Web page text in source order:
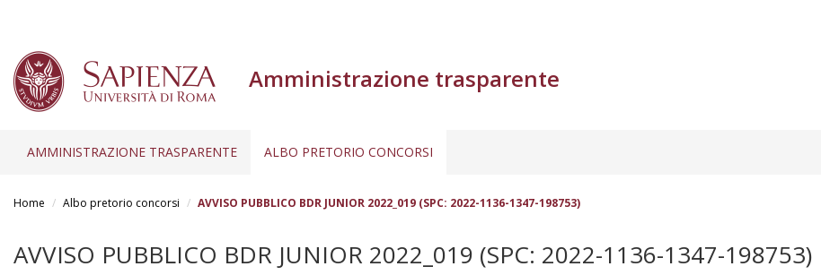
Amministrazione trasparente
AMMINISTRAZIONE TRASPARENTE ALBO PRETORIO CONCORSI
Home Albo pretorio concorsi AVVISO PUBBLICO BDR JUNIOR 2022_019 (SPC: 2022-1136-1347-198753)
AVVISO PUBBLICO BDR JUNIOR 2022_019 (SPC: 2022-1136-1347-198753)